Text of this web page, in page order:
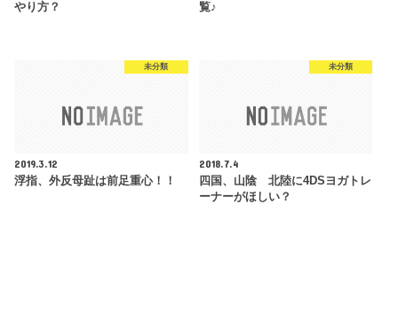
やり方？
覧♪
未分類
2019.3.12
浮指、外反母趾は前足重心！！
未分類
2018.7.4
四国、山陰 北陸に4DSヨガトレ
ーナーがほしい？